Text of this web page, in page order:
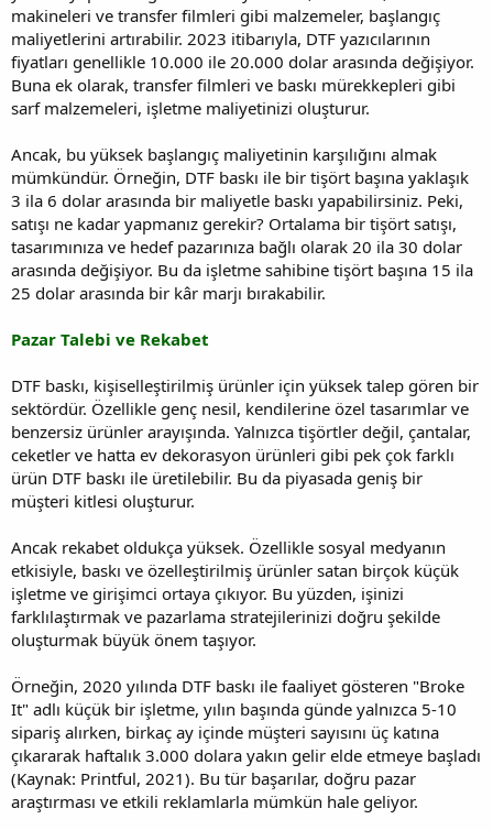
makineleri ve transfer filmleri gibi malzemeler, başlangıç
maliyetlerini artırabilir. 2023 itibarıyla, DTF yazıcılarının
fiyatları genellikle 10.000 ile 20.000 dolar arasında değişiyor.
Buna ek olarak, transfer filmleri ve baskı mürekkepleri gibi
sarf malzemeleri, işletme maliyetinizi oluşturur.
Ancak, bu yüksek başlangıç maliyetinin karşılığını almak
mümkündür. Örneğin, DTF baskı ile bir tişört başına yaklaşık
3 ila 6 dolar arasında bir maliyetle baskı yapabilirsiniz. Peki,
satışı ne kadar yapmanız gerekir? Ortalama bir tişört satışı,
tasarımınıza ve hedef pazarınıza bağlı olarak 20 ila 30 dolar
arasında değişiyor. Bu da işletme sahibine tişört başına 15 ila
25 dolar arasında bir kâr marjı bırakabilir.
Pazar Talebi ve Rekabet
DTF baskı, kişiselleştirilmiş ürünler için yüksek talep gören bir
sektördür. Özellikle genç nesil, kendilerine özel tasarımlar ve
benzersiz ürünler arayışında. Yalnızca tişörtler değil, çantalar,
ceketler ve hatta ev dekorasyon ürünleri gibi pek çok farklı
ürün DTF baskı ile üretilebilir. Bu da piyasada geniş bir
müşteri kitlesi oluşturur.
Ancak rekabet oldukça yüksek. Özellikle sosyal medyanın
etkisiyle, baskı ve özelleştirilmiş ürünler satan birçok küçük
işletme ve girişimci ortaya çıkıyor. Bu yüzden, işinizi
farklılaştırmak ve pazarlama stratejilerinizi doğru şekilde
oluşturmak büyük önem taşıyor.
Örneğin, 2020 yılında DTF baskı ile faaliyet gösteren "Broke
It" adlı küçük bir işletme, yılın başında günde yalnızca 5-10
sipariş alırken, birkaç ay içinde müşteri sayısını üç katına
çıkararak haftalık 3.000 dolara yakın gelir elde etmeye başladı
(Kaynak: Printful, 2021). Bu tür başarılar, doğru pazar
araştırması ve etkili reklamlarla mümkün hale geliyor.